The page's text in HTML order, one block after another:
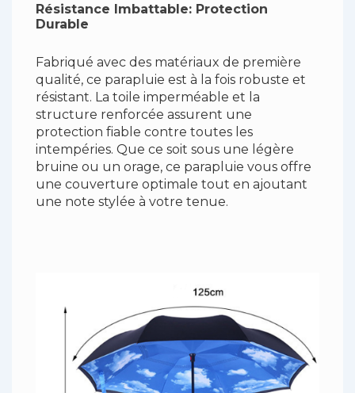
Résistance Imbattable: Protection
Durable
Fabriqué avec des matériaux de première
qualité, ce parapluie est à la fois robuste et
résistant. La toile imperméable et la
structure renforcée assurent une
protection fiable contre toutes les
intempéries. Que ce soit sous une légère
bruine ou un orage, ce parapluie vous offre
une couverture optimale tout en ajoutant
une note stylée à votre tenue.